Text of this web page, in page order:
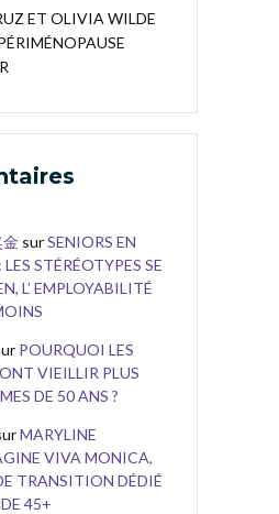
ET OLIVIA WILDE
surSENIORS EN
STÉRÉOTYPES SE
L’ EMPLOYABILITÉ
POURQUOI LES
VIEILLIR PLUS
DE 50 ANS ?
MARYLINE
VIVA MONICA,
TRANSITION DÉDIÉ
45+